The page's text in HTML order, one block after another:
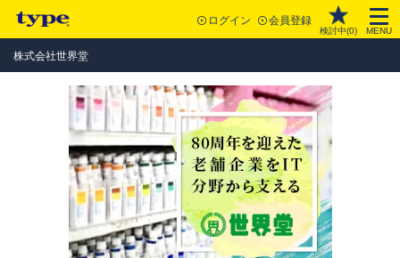
ログイン 会員登録
検討中(0) MENU
株式会社世界堂